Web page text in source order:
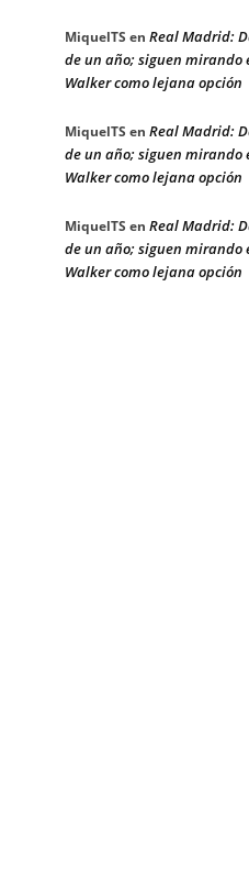
MiquelTS en Real Madrid:
de un año; siguen mirando
Walker como lejana opción
MiquelTS en Real Madrid:
de un año; siguen mirando
Walker como lejana opción
MiquelTS en Real Madrid:
de un año; siguen mirando
Walker como lejana opción